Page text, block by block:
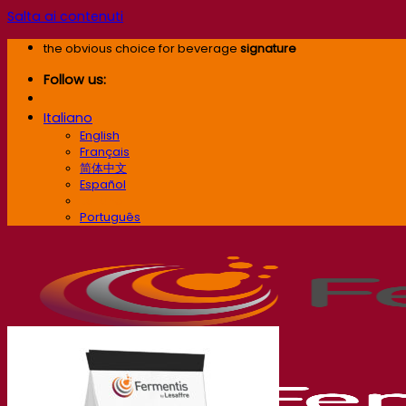
Salta ai contenuti
the obvious choice for beverage signature
Follow us:
Italiano
English
Français
简体中文
Español
Português